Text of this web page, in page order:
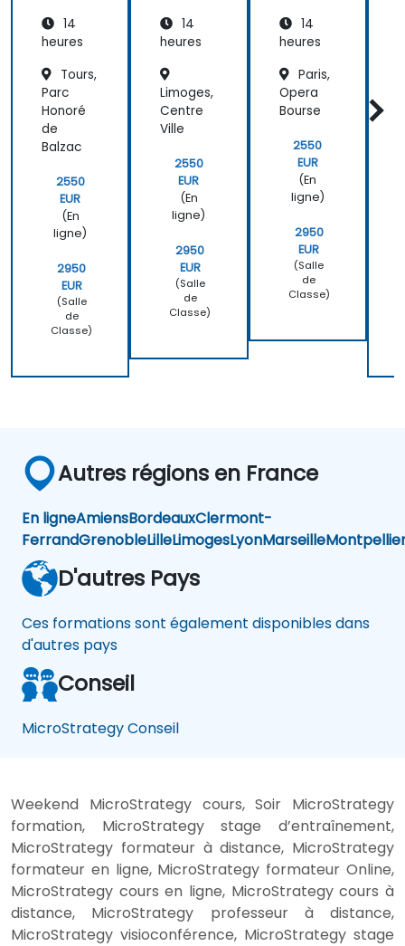
14
heures
Tours,
Parc
Honoré
de
Balzac
2550
EUR
(En
ligne)
2950
EUR
(Salle
de
Classe)
14
heures
Limoges,
Centre
Ville
2550
EUR
(En
ligne)
2950
EUR
(Salle
de
Classe)
14
heures
Paris,
Opera
Bourse
2550
EUR
(En
ligne)
2950
EUR
(Salle
de
Classe)
Autres régions en France
En ligneAmiensBordeauxClermont-
FerrandGrenobleLilleLimogesLyonMarseille
D'autres Pays
Ces formations sont également disponibles dans
d'autres pays
Conseil
MicroStrategy Conseil
Weekend MicroStrategy cours, Soir MicroStrategy
formation, MicroStrategy stage d’entraînement,
MicroStrategy formateur à distance, MicroStrategy
formateur en ligne, MicroStrategy formateur Online,
MicroStrategy cours en ligne, MicroStrategy cours à
distance, MicroStrategy professeur à distance,
MicroStrategy visioconférence, MicroStrategy stage